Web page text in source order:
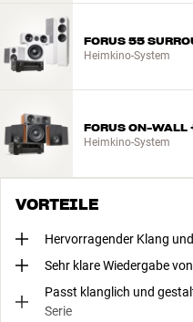
FORUS 55
Heimkino-System
FORUS ON-WALL
Heimkino-System
VORTEILE
Hervorragender Klang
Sehr klare Wiedergabe
Passt klanglich und
Serie